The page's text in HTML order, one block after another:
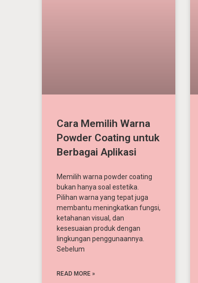
Cara Memilih Warna
Powder Coating untuk
Berbagai Aplikasi
Memilih warna powder coating
bukan hanya soal estetika.
Pilihan warna yang tepat juga
membantu meningkatkan fungsi,
ketahanan visual, dan
kesesuaian produk dengan
lingkungan penggunaannya.
Sebelum
READ MORE »